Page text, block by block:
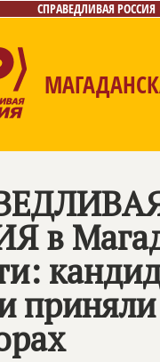
СПРАВЕДЛИВАЯ РОССИЯ
Контакты
в